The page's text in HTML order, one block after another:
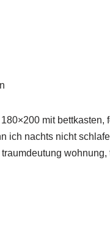
mit
ich nachts nicht